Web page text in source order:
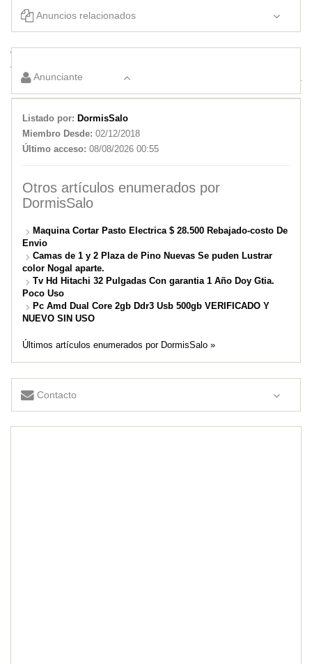
Anuncios relacionados
Camas de 1 y 2 Plaza de Pino Nuevas Se puden Lustrar color Nogal
aparte.
✓✓SOMMIER 2 PLAZAS .ESPUMA
Anunciante
Listado por: DormisSalo
Miembro Desde: 02/12/2018
Último acceso: 08/08/2026 00:55
Otros artículos enumerados por
DormisSalo
Maquina Cortar Pasto Electrica $ 28.500 Rebajado-costo De
Envio
Camas de 1 y 2 Plaza de Pino Nuevas Se puden Lustrar
color Nogal aparte.
Tv Hd Hitachi 32 Pulgadas Con garantia 1 Año Doy Gtia.
Poco Uso
Pc Amd Dual Core 2gb Ddr3 Usb 500gb VERIFICADO Y
NUEVO SIN USO
Últimos artículos enumerados por DormisSalo »
Contacto